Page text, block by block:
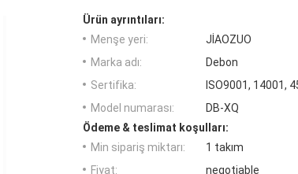
Ürün ayrıntıları:
Menşe yeri:
JİAOZUO
Marka adı:
Debon
Sertifika:
ISO9001, 14001,
Model numarası:
DB-XQ
Ödeme & teslimat koşulları:
Min sipariş miktarı:
1 takım
Fiyat:
negotiable